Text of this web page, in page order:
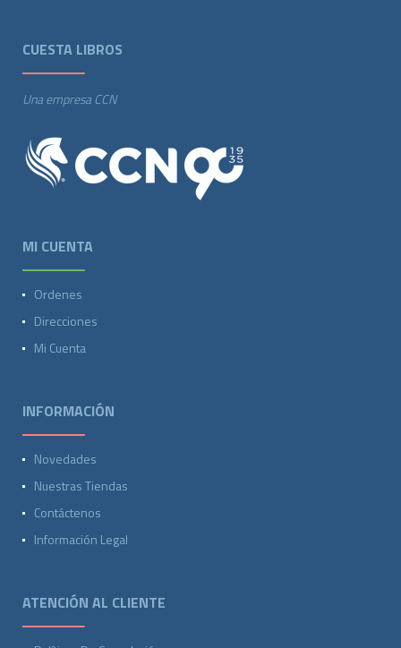
CUESTA LIBROS
Una empresa CCN
MI CUENTA
Ordenes
Direcciones
Mi Cuenta
INFORMACIÓN
Novedades
Nuestras Tiendas
Contáctenos
Información Legal
ATENCIÓN AL CLIENTE